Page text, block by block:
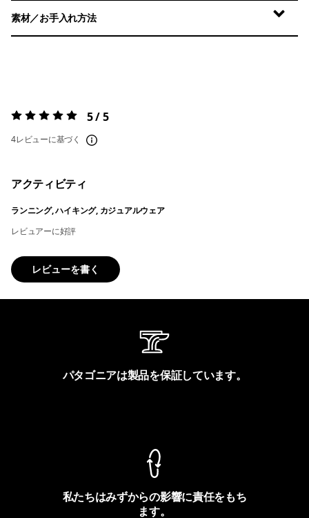
素材／お手入れ方法
評価:5 / 5 5 / 5
4レビューに基づく
アクティビティ
ランニング, ハイキング, カジュアルウェア
レビュアーに好評
レビューを書く
パタゴニアは製品を保証しています。
私たちはみずからの影響に責任をもち
ます。